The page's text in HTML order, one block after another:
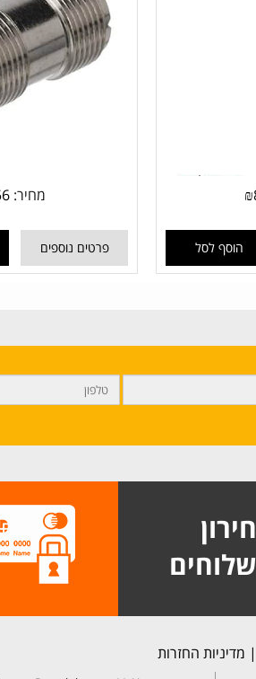
₪
הוסף לסל
מחיר:
פרטים נוספים
| מדיניות החזרות